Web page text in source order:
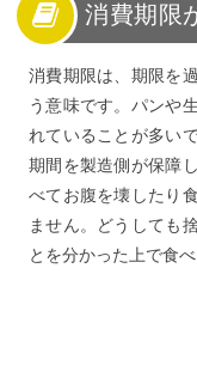
消費期限
消費期限は、期限を
う意味です。パンや
れていることが多い
期間を製造側が保障
べてお腹を壊したり
ません。どうしても
とを分かった上で食べ